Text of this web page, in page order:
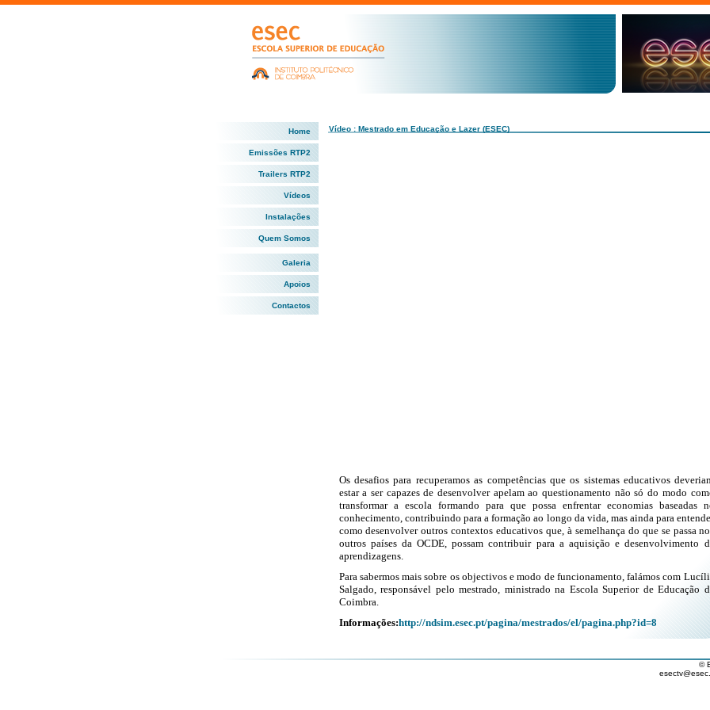
Home
Emissões RTP2
Trailers RTP2
Vídeos
Instalações
Quem Somos
Galeria
Apoios
Contactos
Vídeo : Mestrado em Educação e Lazer (ESEC)
Os desafios para recuperamos as competências que os sistemas educativos
estar a ser capazes de desenvolver apelam ao questionamento não só do modo
transformar a escola formando para que possa enfrentar economias baseadas
conhecimento, contribuindo para a formação ao longo da vida, mas ainda para
como desenvolver outros contextos educativos que, à semelhança do que se passa
outros países da OCDE, possam contribuir para a aquisição e desenvolvimento
aprendizagens.
Para sabermos mais sobre os objectivos e modo de funcionamento, falámos com
Salgado, responsável pelo mestrado, ministrado na Escola Superior de Educação
Coimbra.
Informações:http://ndsim.esec.pt/pagina/mestrados/el/pagina.php?id=8
©